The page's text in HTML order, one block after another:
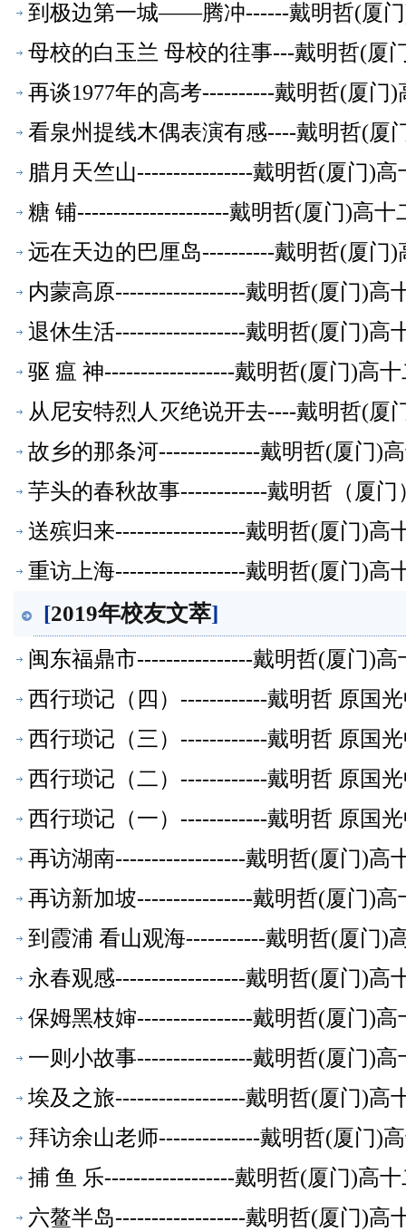
到极边第一城——腾冲------戴明哲(厦
母校的白玉兰 母校的往事---戴明哲(厦
再谈1977年的高考----------戴明哲(厦门
看泉州提线木偶表演有感----戴明哲(厦
腊月天竺山----------------戴明哲(厦门)
糖 铺---------------------戴明哲(厦门)高
远在天边的巴厘岛----------戴明哲(厦门
内蒙高原------------------戴明哲(厦门)高
退休生活------------------戴明哲(厦门)高
驱 瘟 神------------------戴明哲(厦门)高
从尼安特烈人灭绝说开去----戴明哲(厦
故乡的那条河--------------戴明哲(厦门)
芋头的春秋故事------------戴明哲（厦
送殡归来------------------戴明哲(厦门)高
重访上海------------------戴明哲(厦门)高
[2019年校友文萃]
闽东福鼎市----------------戴明哲(厦门)
西行琐记（四）------------戴明哲 原国
西行琐记（三）------------戴明哲 原国
西行琐记（二）------------戴明哲 原国
西行琐记（一）------------戴明哲 原国
再访湖南------------------戴明哲(厦门)高
再访新加坡----------------戴明哲(厦门)
到霞浦 看山观海-----------戴明哲(厦门)
永春观感------------------戴明哲(厦门)高
保姆黑枝婶----------------戴明哲(厦门)
一则小故事----------------戴明哲(厦门)
埃及之旅------------------戴明哲(厦门)高
拜访余山老师--------------戴明哲(厦门)
捕 鱼 乐------------------戴明哲(厦门)高
六鳌半岛------------------戴明哲(厦门)高